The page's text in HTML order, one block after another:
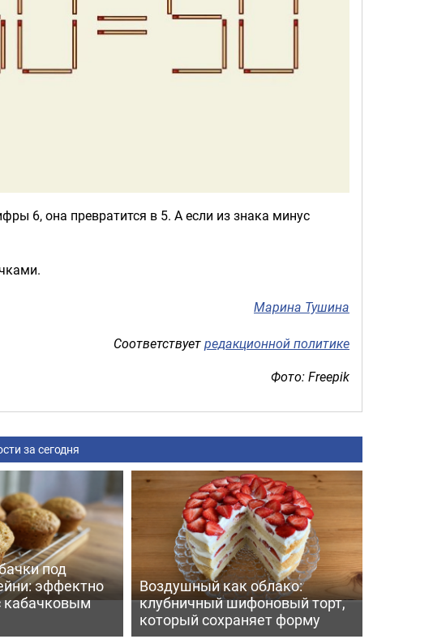
6, она превратится в 5. А если из знака минус
Марина Тушина
Соответствуетредакционной политике
Фото: Freepik
за сегодня
под
эффектно
кабачковым
Воздушный как облако:
клубничный шифоновый торт,
который сохраняет форму